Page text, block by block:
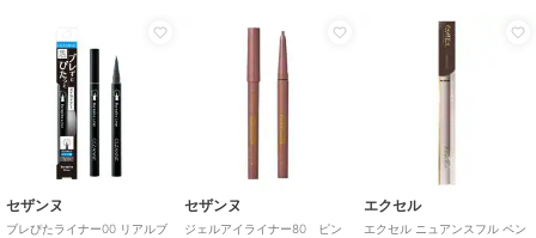
セザンヌ
ブレぴたライナー00 リアルブ
セザンヌ
ジェルアイライナー80 ピン
エクセル
エクセル ニュアンスフル ペン